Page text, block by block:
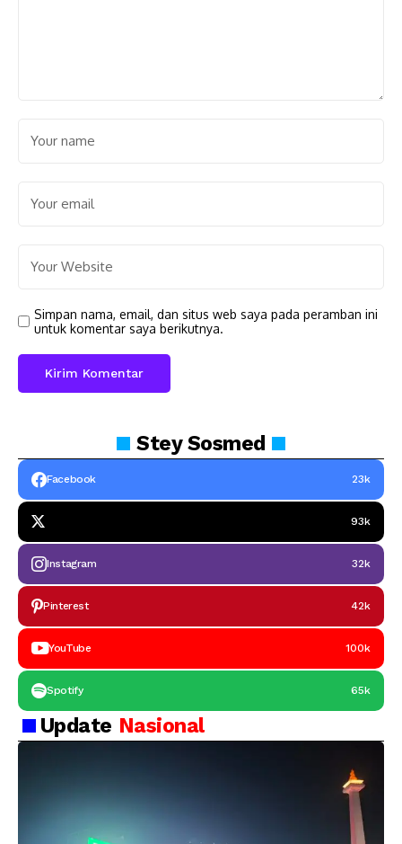
Simpan nama, email, dan situs web saya pada peramban ini
untuk komentar saya berikutnya.
SteySosmed
Facebook 23k
93k
Instagram 32k
Pinterest 42k
YouTube 100k
Spotify 65k
Update Nasional